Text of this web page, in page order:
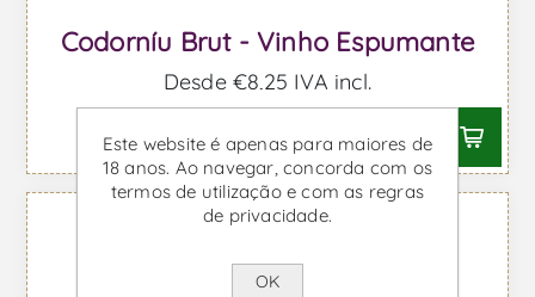
Codorníu Brut - Vinho Espumante
Desde €8,25 IVA incl.
Este website é apenas para maiores de
18 anos. Ao navegar, concorda com os
termos de utilização e com as regras
de privacidade.
OK